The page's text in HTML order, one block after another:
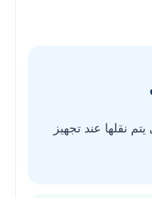
نقلها عند تجهيز